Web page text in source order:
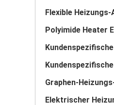
Flexible Heizungs-
Polyimide Heater
Graphen-
Elektrischer